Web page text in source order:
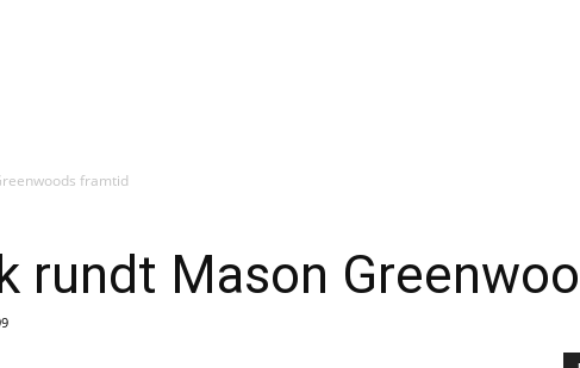
framtid
rundt Mason